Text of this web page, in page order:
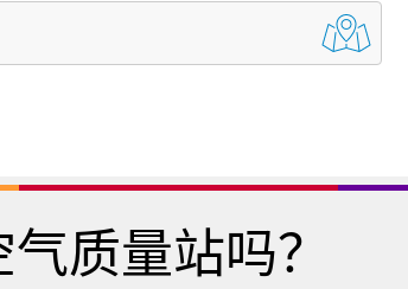
质量站吗？